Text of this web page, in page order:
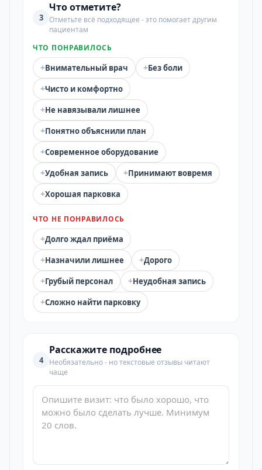
3
Что отметите?
Отметьте всё подходящее - это помогает другим
пациентам
ЧТО ПОНРАВИЛОСЬ
+Внимательный врач +Без боли
+Чисто и комфортно
+Не навязывали лишнее
+Понятно объяснили план
+Современное оборудование
+Удобная запись +Принимают вовремя
+Хорошая парковка
ЧТО НЕ ПОНРАВИЛОСЬ
+Долго ждал приёма
+Назначили лишнее +Дорого
+Грубый персонал +Неудобная запись
+Сложно найти парковку
4
Расскажите подробнее
Необязательно - но текстовые отзывы читают
чаще